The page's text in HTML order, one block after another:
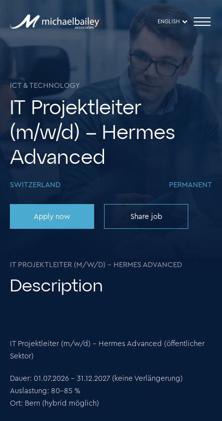
ENGLISH
ICT & TECHNOLOGY
IT Projektleiter
(m/w/d) – Hermes
Advanced
SWITZERLAND PERMANENT
Apply now Share job
IT PROJEKTLEITER (M/W/D) – HERMES ADVANCED
Description
IT Projektleiter (m/w/d) – Hermes Advanced (öffentlicher
Sektor)
Dauer: 01.07.2026 – 31.12.2027 (keine Verlängerung)
Auslastung: 80–85 %
Ort: Bern (hybrid möglich)